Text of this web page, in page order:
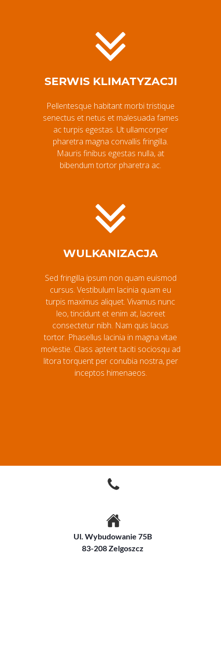
SERWIS KLIMATYZACJI
Pellentesque habitant morbi tristique
senectus et netus et malesuada fames
ac turpis egestas. Ut ullamcorper
pharetra magna convallis fringilla.
Mauris finibus egestas nulla, at
bibendum tortor pharetra ac.
WULKANIZACJA
Sed fringilla ipsum non quam euismod
cursus. Vestibulum lacinia quam eu
turpis maximus aliquet. Vivamus nunc
leo, tincidunt et enim at, laoreet
consectetur nibh. Nam quis lacus
tortor. Phasellus lacinia in magna vitae
molestie. Class aptent taciti sociosqu ad
litora torquent per conubia nostra, per
inceptos himenaeos.
Ul. Wybudowanie 75B
83-208 Zelgoszcz